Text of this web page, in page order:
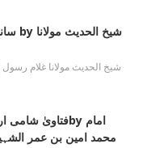
محمد امین بن عمر